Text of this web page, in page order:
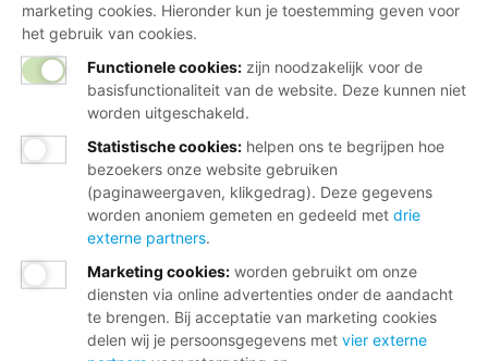
marketing cookies. Hieronder kun je toestemming geven voor
het gebruik van cookies.
Functionele cookies: zijn noodzakelijk voor de
basisfunctionaliteit van de website. Deze kunnen niet
worden uitgeschakeld.
Statistische cookies: helpen ons te begrijpen hoe
bezoekers onze website gebruiken
(paginaweergaven, klikgedrag). Deze gegevens
worden anoniem gemeten en gedeeld met drie
externe partners.
Marketing cookies: worden gebruikt om onze
diensten via online advertenties onder de aandacht
te brengen. Bij acceptatie van marketing cookies
delen wij je persoonsgegevens met vier externe